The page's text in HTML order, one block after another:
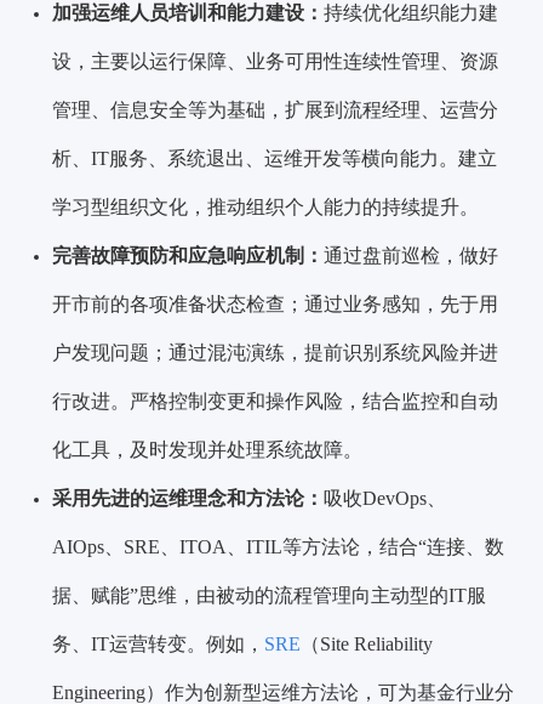
加强运维人员培训和能力建设：持续优化组织能力建
设，主要以运行保障、业务可用性连续性管理、资源
管理、信息安全等为基础，扩展到流程经理、运营分
析、IT服务、系统退出、运维开发等横向能力。建立
学习型组织文化，推动组织个人能力的持续提升。
完善故障预防和应急响应机制：通过盘前巡检，做好
开市前的各项准备状态检查；通过业务感知，先于用
户发现问题；通过混沌演练，提前识别系统风险并进
行改进。严格控制变更和操作风险，结合监控和自动
化工具，及时发现并处理系统故障。
采用先进的运维理念和方法论： 吸收DevOps、
AIOps、SRE、ITOA、ITIL等方法论，结合“连接、数
据、赋能”思维，由被动的流程管理向主动型的IT服
务、IT运营转变。例如， SRE （Site Reliability
Engineering）作为创新型运维方法论，可为基金行业分